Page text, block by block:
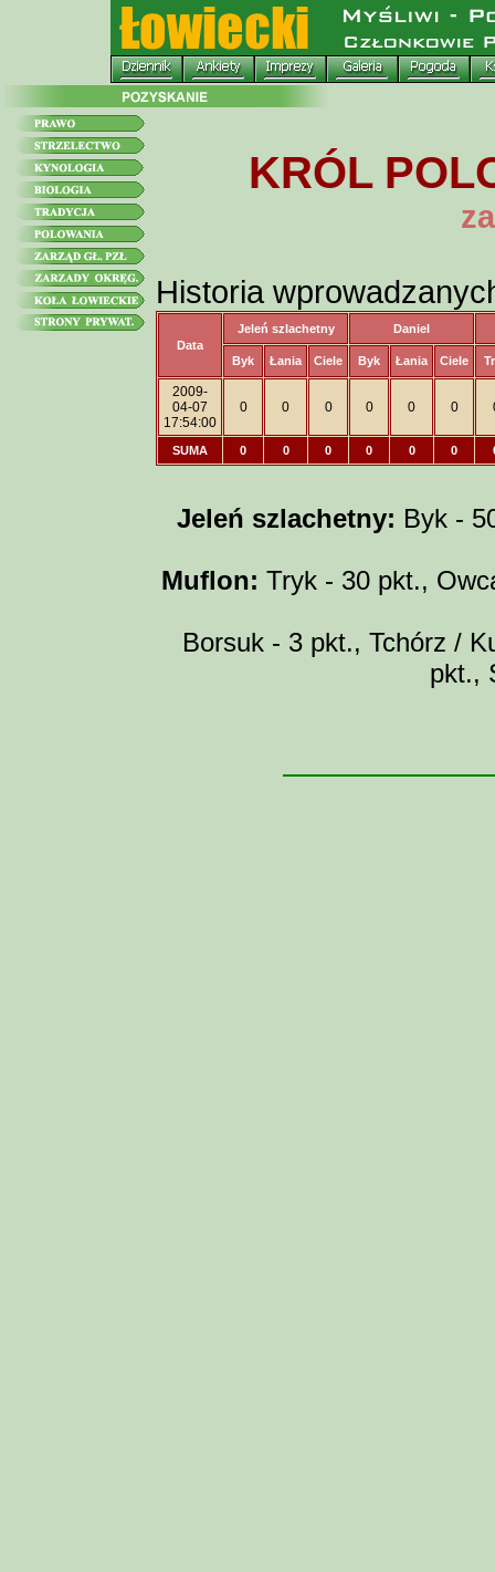
KRÓL
Historia
Data
Jeleń szlachetny Daniel
Byk Łania Ciele Byk Łania Ciele
2009-
04-07
17:54:00
0 0 0 0 0 0
SUMA 0 0 0 0 0 0
Jeleń szlachetny: Byk -
Muflon: Tryk - 30 pkt.,
Borsuk - 3 pkt., Tchórz /
pkt.,